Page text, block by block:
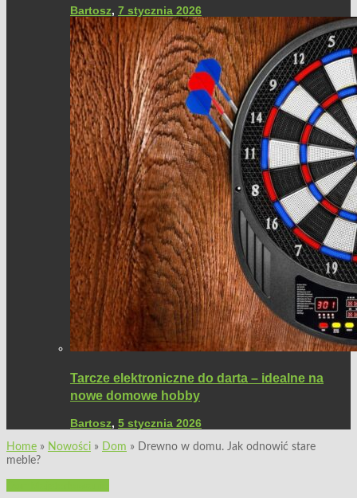
Bartosz, 7 stycznia 2026
Tarcze elektroniczne do darta – idealne na
nowe domowe hobby
Bartosz, 5 stycznia 2026
Home » Nowości » Dom » Drewno w domu. Jak odnowić stare
meble?